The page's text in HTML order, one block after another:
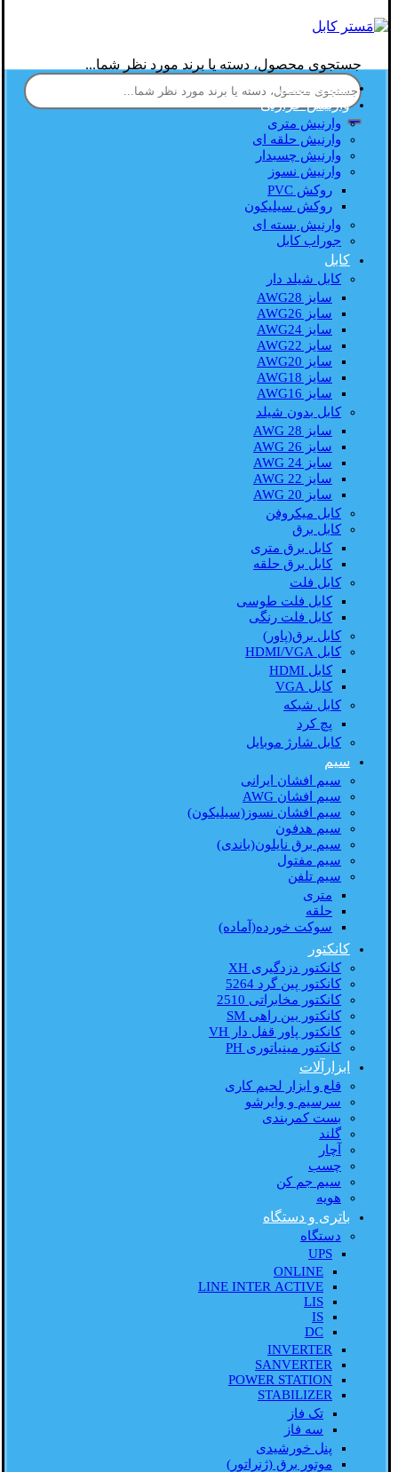
جستجوی محصول، دسته یا برند مورد نظر شما...
صفحه اصلی
وارنیش حرارتی
وارنیش متری
وارنیش حلقه ای
وارنیش چسبدار
وارنیش نسوز
روکش PVC
روکش سیلیکون
وارنیش بسته ای
جوراب کابل
کابل
کابل شیلد دار
سایز AWG28
سایز AWG26
سایز AWG24
سایز AWG22
سایز AWG20
سایز AWG18
سایز AWG16
کابل بدون شیلد
سایز AWG 28
سایز AWG 26
سایز AWG 24
سایز AWG 22
سایز AWG 20
کابل میکروفن
کابل برق
کابل برق متری
کابل برق حلقه
کابل فلت
کابل فلت طوسی
کابل فلت رنگی
کابل برق(پاور)
کابل HDMI/VGA
کابل HDMI
کابل VGA
کابل شبکه
پچ کرد
کابل شارژ موبایل
سیم
سیم افشان ایرانی
سیم افشان AWG
سیم افشان نسوز(سیلیکون)
سیم هدفون
سیم برق نایلون(باندی)
سیم مفتول
سیم تلفن
متری
حلقه
سوکت خورده(آماده)
کانکتور
کانکتور دزدگیری XH
کانکتور پین گرد 5264
کانکتور مخابراتی 2510
کانکتور بین راهی SM
کانکتور پاور قفل دار VH
کانکتور مینیاتوری PH
ابزارآلات
قلع و ابزار لحیم کاری
سرسیم و وایرشو
بست کمربندی
گلند
آچار
چسب
سیم جم کن
هویه
باتری و دستگاه
دستگاه
UPS
ONLINE
LINE INTER ACTIVE
LIS
IS
DC
INVERTER
SANVERTER
POWER STATION
STABILIZER
تک فاز
سه فاز
پنل خورشیدی
موتور برق (ژنراتور)